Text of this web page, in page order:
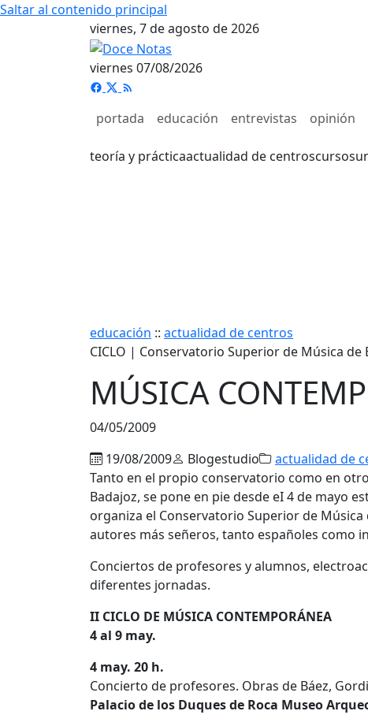
Saltar al contenido principal
viernes, 7 de agosto de 2026
viernes 07/08/2026
portada educación entrevistas opinión
teoría y prácticaactualidad de centroscursos
educación :: actualidad de centros
CICLO | Conservatorio Superior de Música de
MÚSICA
04/05/2009
19/08/2009
Blogestudio
actualidad de
Tanto en el propio conservatorio como en
Badajoz, se pone en pie desde eI 4 de mayo
organiza el Conservatorio Superior de
autores más señeros, tanto españoles como
Conciertos de profesores y alumnos,
diferentes jornadas.
II CICLO DE MÚSICA CONTEMPORÁNEA
4 al 9 may.
4 may. 20 h.
Concierto de profesores. Obras de Báez,
Palacio de los Duques de Roca Museo